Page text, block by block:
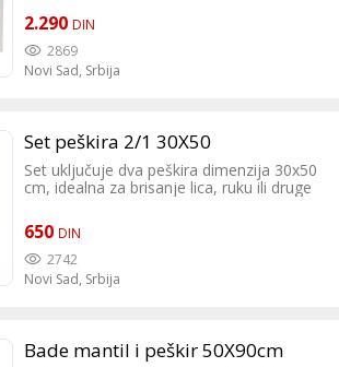
701 BAJINA BAŠTA Kneza Milana
Obrenovića 21 Tel:031 862 659
KRAGUJEVAC Kralja Petra Prvog 34
Tel:034 610 90 46
2.290 DIN
2869
Novi Sad, Srbija
Set peškira 2/1 30X50
Set uključuje dva peškira dimenzija 30x50
cm, idealna za brisanje lica, ruku ili druge
650 DIN
2742
Novi Sad, Srbija
Bade mantil i peškir 50X90cm